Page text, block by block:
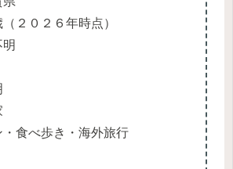
（２０２６年時点）
食べ歩き・海外旅行